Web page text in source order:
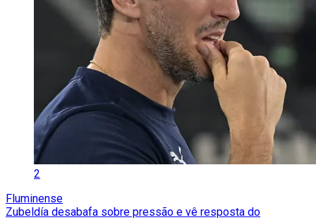
2
Fluminense
Zubeldía desabafa sobre pressão e vê resposta do